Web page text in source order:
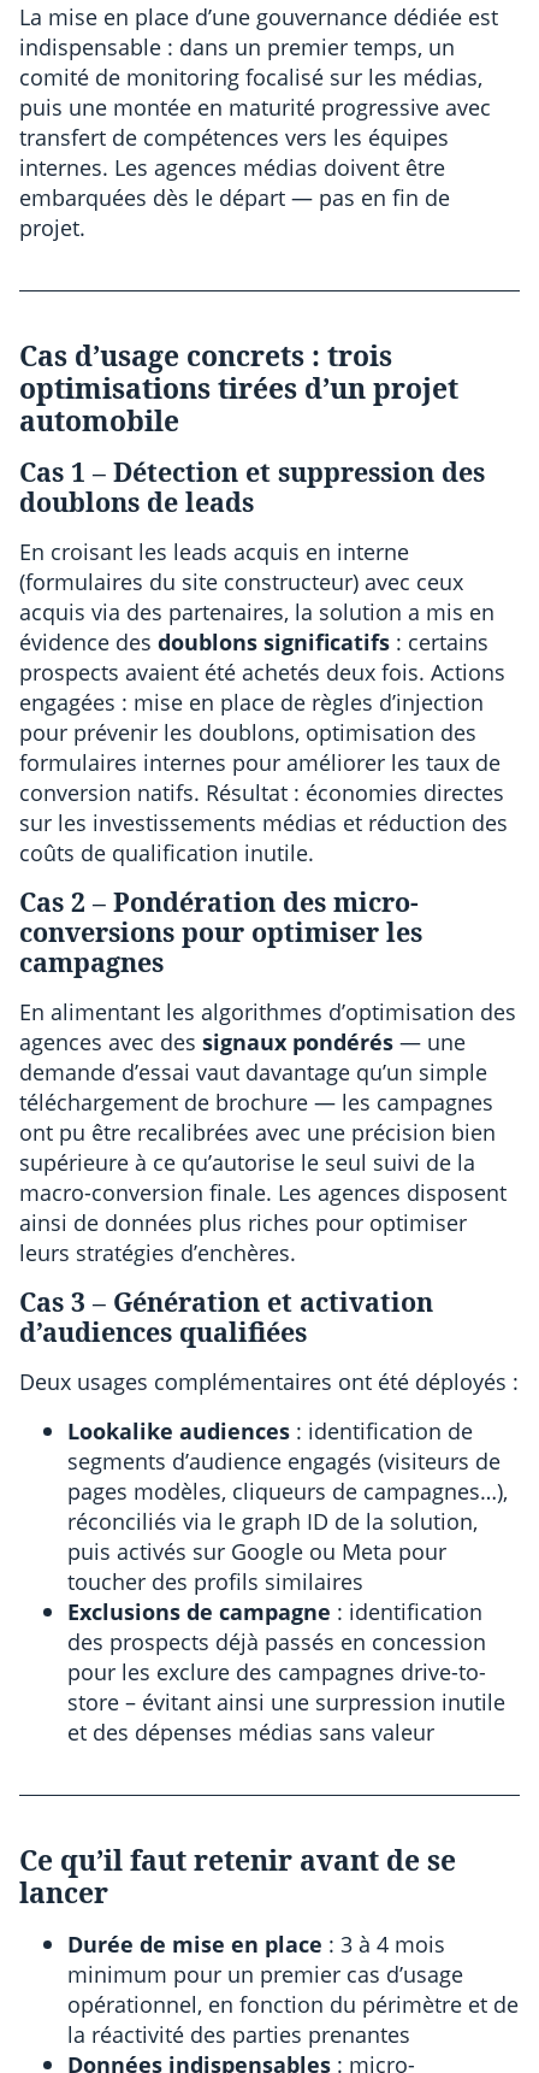
La mise en place d’une gouvernance dédiée est
indispensable : dans un premier temps, un
comité de monitoring focalisé sur les médias,
puis une montée en maturité progressive avec
transfert de compétences vers les équipes
internes. Les agences médias doivent être
embarquées dès le départ — pas en fin de
projet.
Cas d’usage concrets : trois
optimisations tirées d’un projet
automobile
Cas 1 – Détection et suppression des
doublons de leads
En croisant les leads acquis en interne
(formulaires du site constructeur) avec ceux
acquis via des partenaires, la solution a mis en
évidence des doublons significatifs : certains
prospects avaient été achetés deux fois. Actions
engagées : mise en place de règles d’injection
pour prévenir les doublons, optimisation des
formulaires internes pour améliorer les taux de
conversion natifs. Résultat : économies directes
sur les investissements médias et réduction des
coûts de qualification inutile.
Cas 2 – Pondération des micro-
conversions pour optimiser les
campagnes
En alimentant les algorithmes d’optimisation des
agences avec des signaux pondérés — une
demande d’essai vaut davantage qu’un simple
téléchargement de brochure — les campagnes
ont pu être recalibrées avec une précision bien
supérieure à ce qu’autorise le seul suivi de la
macro-conversion finale. Les agences disposent
ainsi de données plus riches pour optimiser
leurs stratégies d’enchères.
Cas 3 – Génération et activation
d’audiences qualifiées
Deux usages complémentaires ont été déployés :
Lookalike audiences : identification de
segments d’audience engagés (visiteurs de
pages modèles, cliqueurs de campagnes…),
réconciliés via le graph ID de la solution,
puis activés sur Google ou Meta pour
toucher des profils similaires
Exclusions de campagne : identification
des prospects déjà passés en concession
pour les exclure des campagnes drive-to-
store – évitant ainsi une surpression inutile
et des dépenses médias sans valeur
Ce qu’il faut retenir avant de se
lancer
Durée de mise en place : 3 à 4 mois
minimum pour un premier cas d’usage
opérationnel, en fonction du périmètre et de
la réactivité des parties prenantes
Données indispensables : micro-